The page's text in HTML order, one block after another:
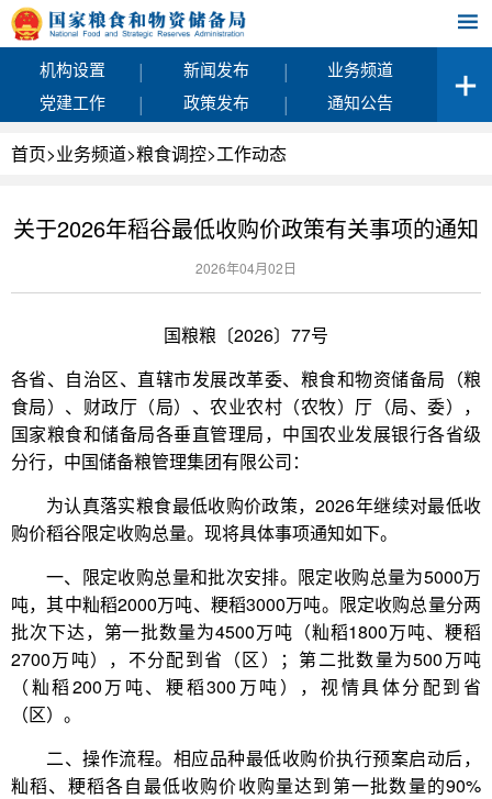
机构设置 | 新闻发布 |
业务频道
党建工作
| 政策发布 | 通知公告
首页>业务频道>粮食调控>工作动态
关于2026年稻谷最低收购价政策有关事项的通知
2026年04月02日
国粮粮〔2026〕77号
各省、自治区、直辖市发展改革委、粮食和物资储备局（粮
食局）、财政厅（局）、农业农村（农牧）厅（局、委），
国家粮食和储备局各垂直管理局，中国农业发展银行各省级
分行，中国储备粮管理集团有限公司：
为认真落实粮食最低收购价政策，2026年继续对最低收
购价稻谷限定收购总量。现将具体事项通知如下。
一、限定收购总量和批次安排。限定收购总量为5000万
吨，其中籼稻2000万吨、粳稻3000万吨。限定收购总量分两
批次下达，第一批数量为4500万吨（籼稻1800万吨、粳稻
2700万吨），不分配到省（区）；第二批数量为500万吨
（籼稻200万吨、粳稻300万吨），视情具体分配到省
（区）。
二、操作流程。相应品种最低收购价执行预案启动后，
籼稻、粳稻各自最低收购价收购量达到第一批数量的90%